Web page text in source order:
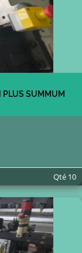
PLUS SUMMUM
Qté 10